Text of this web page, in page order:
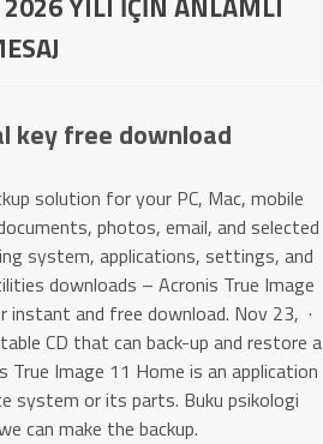
key free download
solution for your PC, Mac, mobile
photos, email, and selected
system, applications, settings, and
downloads – Acronis True Image
instant and free download. Nov 23, ·
CD that can back-up and restore a
Image 11 Home is an application
system or its parts. Buku psikologi
can make the backup.